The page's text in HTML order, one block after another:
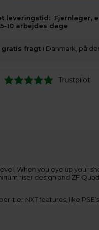
leveringstid: Fjernlager,
10 arbejdes dage
gratis fragt i Danmark, på
Trustpilot
When you eye up your
riser design and ZF
tier NXT features, like